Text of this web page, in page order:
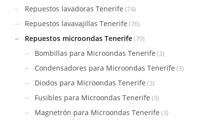
Repuestos lavadoras Tenerife (74)
Repuestos lavavajillas Tenerife (76)
Repuestos microondas Tenerife(79)
Bombillas para Microondas Tenerife (3)
Condensadores para Microondas Tenerife (3)
Diodos para Microondas Tenerife (3)
Fusibles para Microondas Tenerife (3)
Magnetrón para Microondas Tenerife (3)